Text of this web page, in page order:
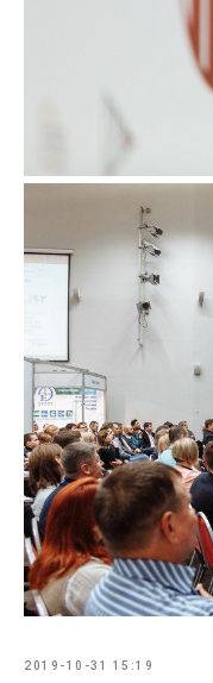
2019-10-31 15:19